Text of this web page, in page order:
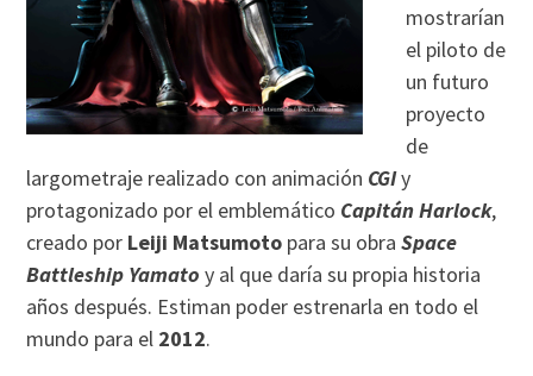
mostrarían
el piloto de
un futuro
proyecto
de
largometraje realizado con animación CGIy
protagonizado por el emblemático Capitán Harlock,
creado por Leiji Matsumoto para su obraSpace
Battleship Yamato y al que daría su propia historia
años después. Estiman poder estrenarla en todo el
mundo para el 2012.